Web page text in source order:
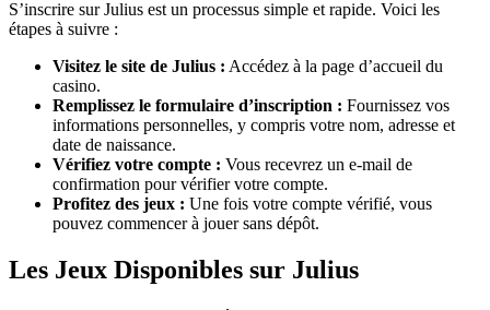
S’inscrire sur Julius est un processus simple et rapide. Voici les
étapes à suivre :
Visitez le site de Julius : Accédez à la page d’accueil du
casino.
Remplissez le formulaire d’inscription : Fournissez vos
informations personnelles, y compris votre nom, adresse et
date de naissance.
Vérifiez votre compte : Vous recevrez un e-mail de
confirmation pour vérifier votre compte.
Profitez des jeux : Une fois votre compte vérifié, vous
pouvez commencer à jouer sans dépôt.
Les Jeux Disponibles sur Julius